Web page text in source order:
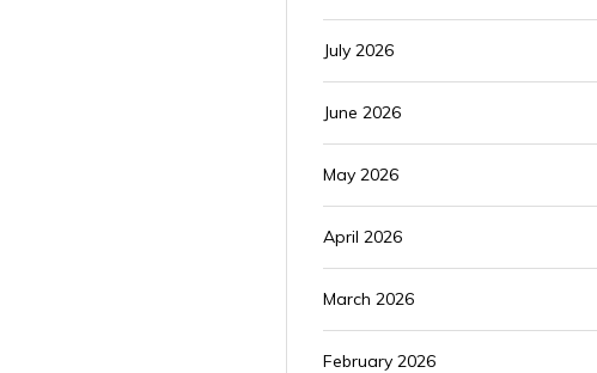
July 2026
June 2026
May 2026
April 2026
March 2026
February 2026